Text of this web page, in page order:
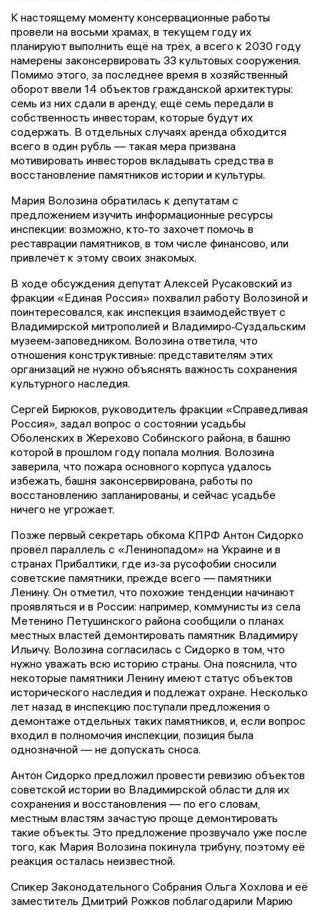
К настоящему моменту консервационные работы
провели на восьми храмах, в текущем году их
планируют выполнить ещё на трёх, а всего к 2030 году
намерены законсервировать 33 культовых сооружения.
Помимо этого, за последнее время в хозяйственный
оборот ввели 14 объектов гражданской архитектуры:
семь из них сдали в аренду, ещё семь передали в
собственность инвесторам, которые будут их
содержать. В отдельных случаях аренда обходится
всего в один рубль — такая мера призвана
мотивировать инвесторов вкладывать средства в
восстановление памятников истории и культуры.
Мария Волозина обратилась к депутатам с
предложением изучить информационные ресурсы
инспекции: возможно, кто‑то захочет помочь в
реставрации памятников, в том числе финансово, или
привлечёт к этому своих знакомых.
В ходе обсуждения депутат Алексей Русаковский из
фракции «Единая Россия» похвалил работу Волозиной и
поинтересовался, как инспекция взаимодействует с
Владимирской митрополией и Владимиро‑Суздальским
музеем‑заповедником. Волозина ответила, что
отношения конструктивные: представителям этих
организаций не нужно объяснять важность сохранения
культурного наследия.
Сергей Бирюков, руководитель фракции «Справедливая
Россия», задал вопрос о состоянии усадьбы
Оболенских в Жерехово Собинского района, в башню
которой в прошлом году попала молния. Волозина
заверила, что пожара основного корпуса удалось
избежать, башня законсервирована, работы по
восстановлению запланированы, и сейчас усадьбе
ничего не угрожает.
Позже первый секретарь обкома КПРФ Антон Сидорко
провёл параллель с «Ленинопадом» на Украине и в
странах Прибалтики, где из‑за русофобии сносили
советские памятники, прежде всего — памятники
Ленину. Он отметил, что похожие тенденции начинают
проявляться и в России: например, коммунисты из села
Метенино Петушинского района сообщили о планах
местных властей демонтировать памятник Владимиру
Ильичу. Волозина согласилась с Сидорко в том, что
нужно уважать всю историю страны. Она пояснила, что
некоторые памятники Ленину имеют статус объектов
исторического наследия и подлежат охране. Несколько
лет назад в инспекцию поступали предложения о
демонтаже отдельных таких памятников, и, если вопрос
входил в полномочия инспекции, позиция была
однозначной — не допускать сноса.
Антон Сидорко предложил провести ревизию объектов
советской истории во Владимирской области для их
сохранения и восстановления — по его словам,
местным властям зачастую проще демонтировать
такие объекты. Это предложение прозвучало уже после
того, как Мария Волозина покинула трибуну, поэтому её
реакция осталась неизвестной.
Спикер Законодательного Собрания Ольга Хохлова и её
заместитель Дмитрий Рожков поблагодарили Марию